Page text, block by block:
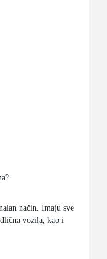
način. Imaju sve
vozila, kao i